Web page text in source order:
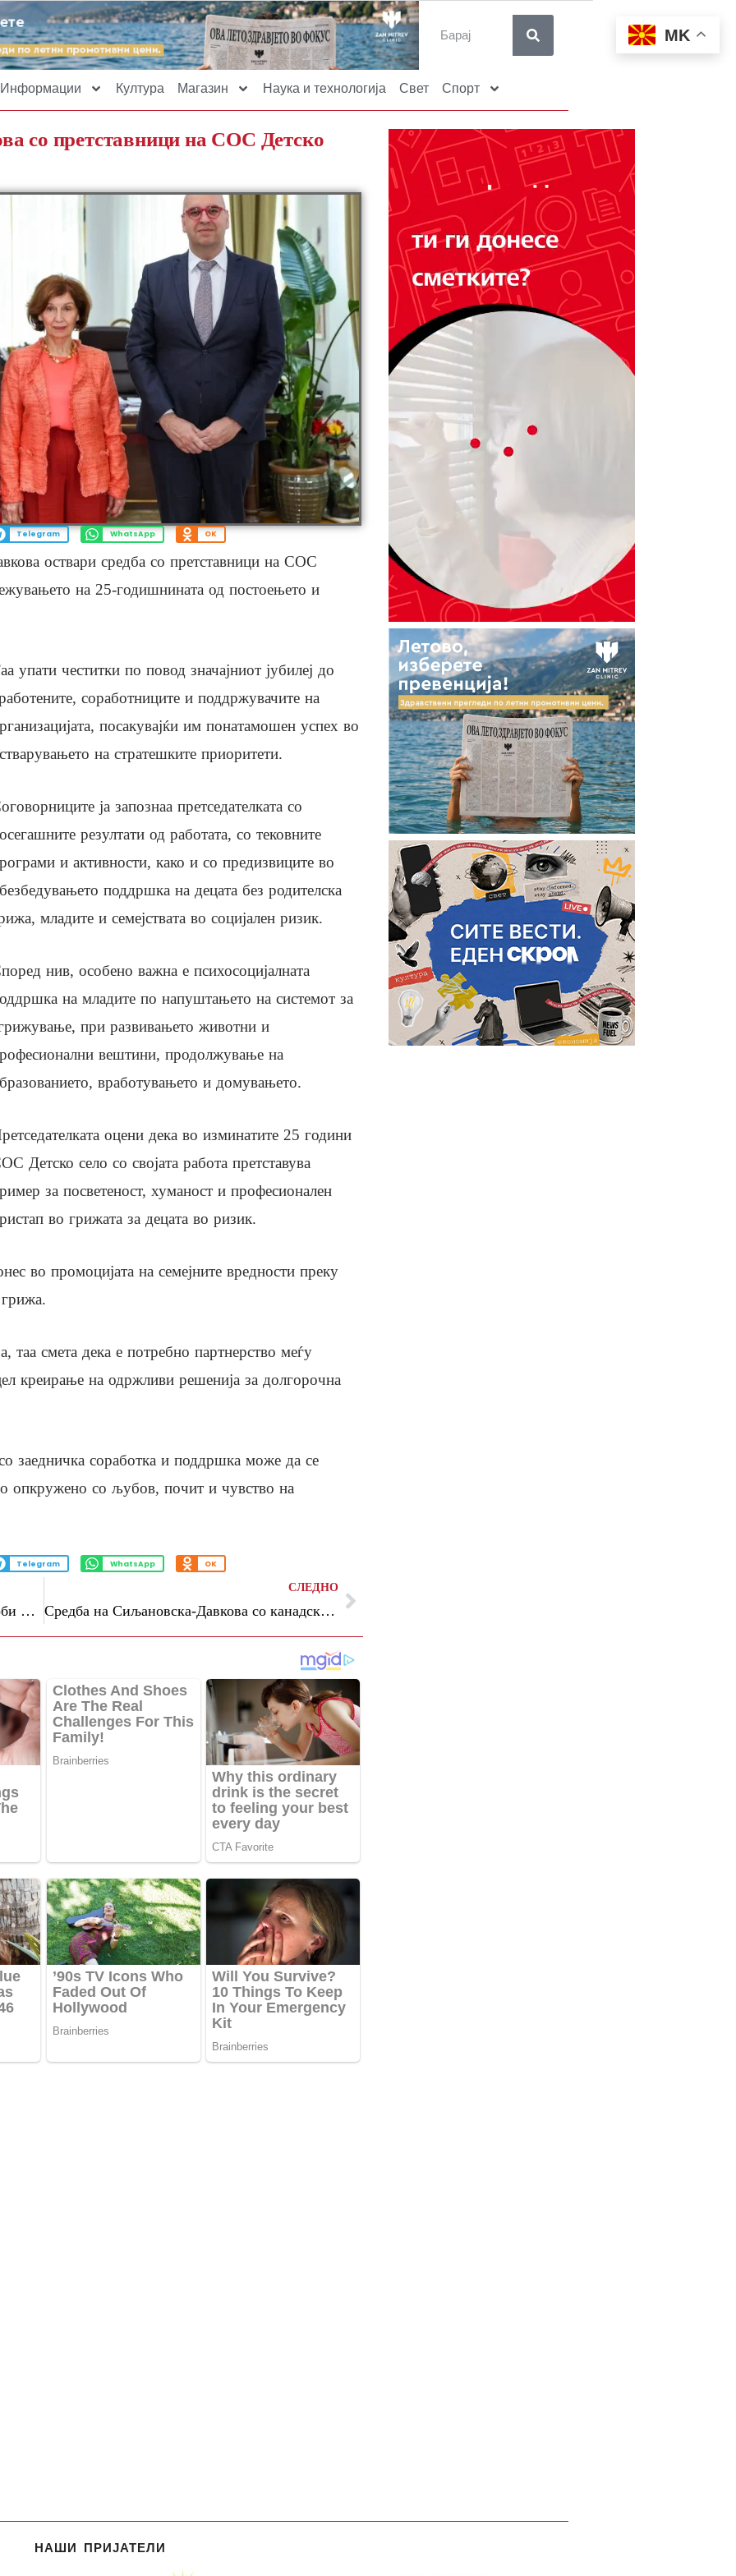
Информации Култура Магазин Наука и технологија Свет Спорт
со претставници на СОС Детско
Telegram WhatsApp OK
оствари средба со претставници на СОС
на 25-годишнината од постоењето и
упати честитки по повод значајниот јубилеј до
соработниците и поддржувачите на
посакувајќи им понатамошен успех во
на стратешките приоритети.
ја запознаа претседателката со
резултати од работата, со тековните
и активности, како и со предизвиците во
поддршка на децата без родителска
младите и семејствата во социјален ризик.
нив, особено важна е психосоцијалната
на младите по напуштањето на системот за
при развивањето животни и
вештини, продолжување на
вработувањето и домувањето.
оцени дека во изминатите 25 години
Детско село со својата работа претставува
за посветеност, хуманост и професионален
во грижата за децата во ризик.
во промоцијата на семејните вредности преку
таа смета дека е потребно партнерство меѓу
креирање на одржливи решенија за долгорочна
со заедничка соработка и поддршка може да се
опкружено со љубов, почит и чувство на
Telegram WhatsApp OK
Противпожарната бригада од Скопје доби ново возило како донација
СЛЕДНО
Средба на Сиљановска-Давкова со канадските претприемачи со македонско потекло, Џон Битов помладиот и Јордан Битов
НАШИ ПРИЈАТЕЛИ
MK